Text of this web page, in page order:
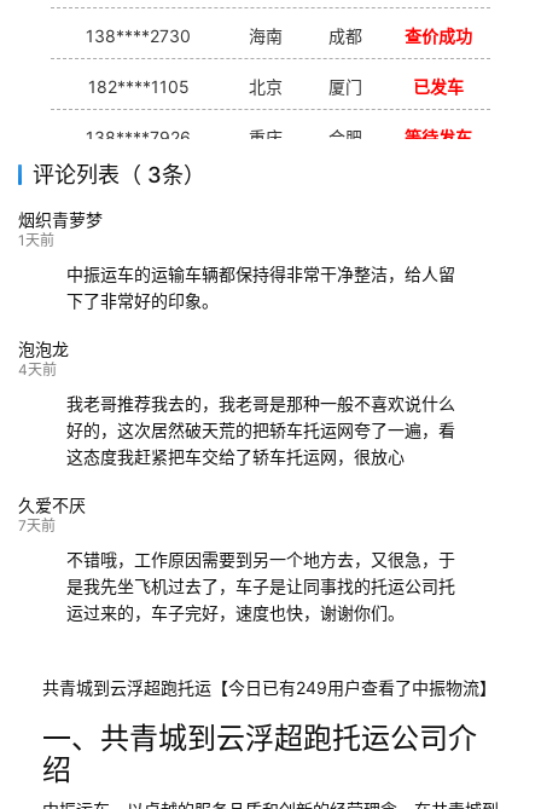
138****2730 海南 成都 查价成功
182****1105 北京 厦门 已发车
138****7926 重庆 合肥 等待发车
139****9233
评论列表（ 3条）
烟织青萝梦
1天前
中振运车的运输车辆都保持得非常干净整洁，给人留
下了非常好的印象。
泡泡龙
4天前
我老哥推荐我去的，我老哥是那种一般不喜欢说什么
好的，这次居然破天荒的把轿车托运网夸了一遍，看
这态度我赶紧把车交给了轿车托运网，很放心
久爱不厌
7天前
不错哦，工作原因需要到另一个地方去，又很急，于
是我先坐飞机过去了，车子是让同事找的托运公司托
运过来的，车子完好，速度也快，谢谢你们。
共青城到云浮超跑托运【今日已有249用户查看了中振物流】
一、共青城到云浮超跑托运公司介
绍